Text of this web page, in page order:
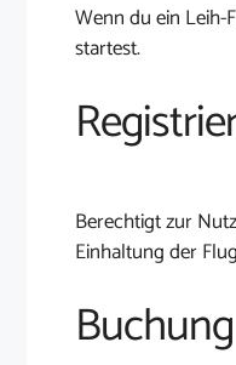
Wenn du ein Leih-
startest.
Berechtigt zur
Einhaltung der
Buchung